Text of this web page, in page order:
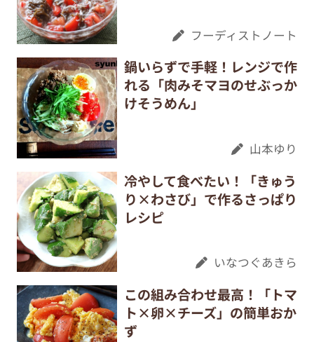
フーディストノート
鍋いらずで手軽！レンジで作
れる「肉みそマヨのせぶっか
けそうめん」
山本ゆり
冷やして食べたい！「きゅう
り×わさび」で作るさっぱり
レシピ
いなつぐあきら
この組み合わせ最高！「トマ
ト×卵×チーズ」の簡単おか
ず